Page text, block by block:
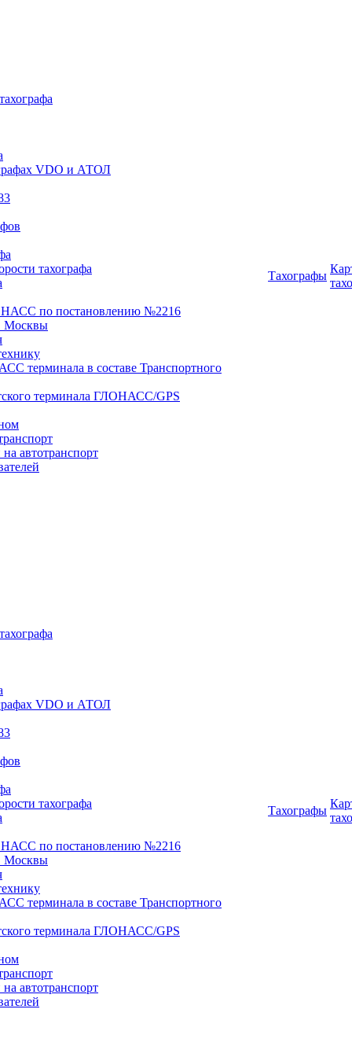
VDO и АТОЛ
тахографа
по постановлению №2216
Москвы
терминала в составе Транспортного
терминала ГЛОНАСС/GPS
автотранспорт
Тахографы
VDO и АТОЛ
тахографа
по постановлению №2216
Москвы
терминала в составе Транспортного
терминала ГЛОНАСС/GPS
автотранспорт
Тахографы